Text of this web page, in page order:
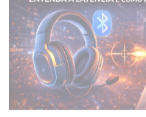
POSTED
IN
CULTURA GEEK
Fone Bluetooth em Jogos Tem